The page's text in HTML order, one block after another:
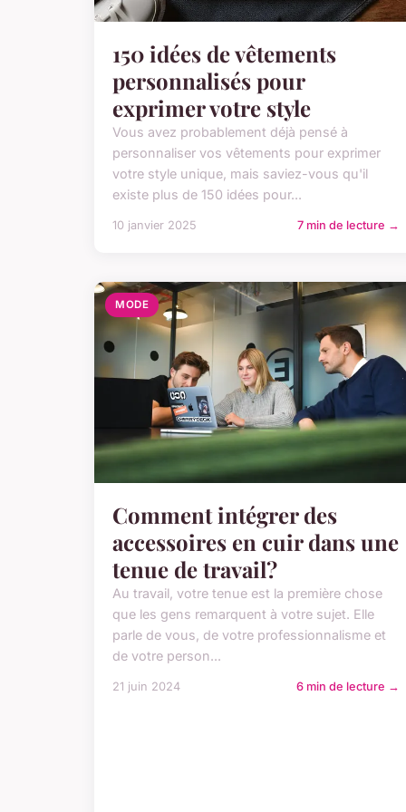
150 idées de vêtements
personnalisés pour
exprimer votre style
Vous avez probablement déjà pensé à
personnaliser vos vêtements pour exprimer
votre style unique, mais saviez-vous qu'il
existe plus de 150 idées pour...
10 janvier 2025 7 min de lecture →
MODE
Comment intégrer des
accessoires en cuir dans une
tenue de travail?
Au travail, votre tenue est la première chose
que les gens remarquent à votre sujet. Elle
parle de vous, de votre professionnalisme et
de votre person...
21 juin 2024 6 min de lecture →